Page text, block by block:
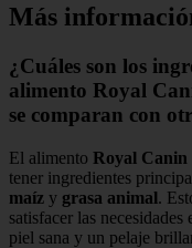
Más
¿Cuáles son los
alimento Royal
se comparan con
El alimento Royal
tener ingredientes
maíz y grasa animal.
satisfacer las
piel sana y un pelaje